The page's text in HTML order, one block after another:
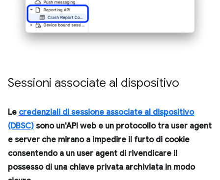
Sessioni associate al dispositivo
Le credenziali di sessione associate al dispositivo
(DBSC) sono un'API web e un protocollo tra user agent
e server che mirano a impedire il furto di cookie
consentendo a un user agent di rivendicare il
possesso di una chiave privata archiviata in modo